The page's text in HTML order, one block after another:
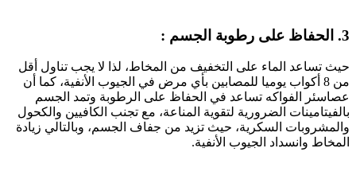
3. الحفاظ على رطوبة الجسم :
حيث تساعد الماء على التخفيف من المخاط، لذا لا يجب تناول أقل
من 8 أكواب يوميا للمصابين بأي مرض في الجيوب الأنفية، كما أن
عصاسئر الفواكه تساعد في الحفاظ على الرطوبة وتمد الجسم
بالفيتامينات الضرورية لتقوية المناعة، مع تجنب الكافيين والكحول
والمشروبات السكرية، حيث تزيد من جفاف الجسم، وبالتالي زيادة
المخاط وانسداد الجيوب الأنفية.